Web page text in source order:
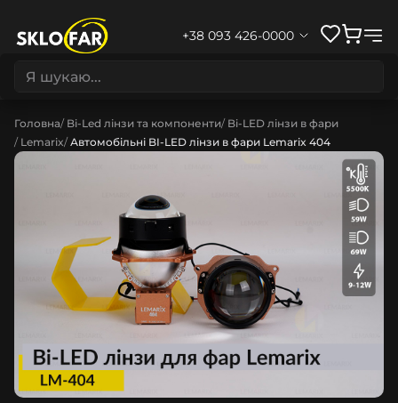
+38 093 426-0000
Головна Bi-Led лінзи та компоненти Bi-LED лінзи в фари
Lemarix Автомобільні BI-LED лінзи в фари Lemarix 404